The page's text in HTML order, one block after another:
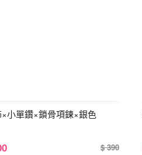
小單鑽×鎖骨項鍊×銀色
$ 390